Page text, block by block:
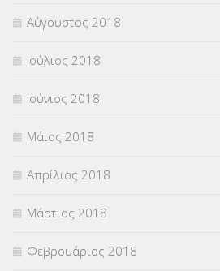
Αύγουστος 2018
Ιούλιος 2018
Ιούνιος 2018
Μάιος 2018
Απρίλιος 2018
Μάρτιος 2018
Φεβρουάριος 2018